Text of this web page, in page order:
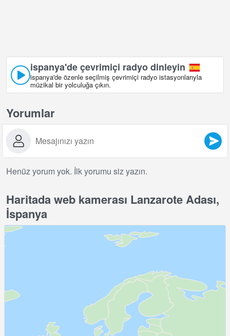
ispanya'de çevrimiçi radyo dinleyin
ispanya'de özenle seçilmiş çevrimiçi radyo istasyonlarıyla
müzikal bir yolculuğa çıkın.
Yorumlar
Henüz yorum yok. İlk yorumu siz yazın.
Haritada web kamerası Lanzarote Adası,
İspanya